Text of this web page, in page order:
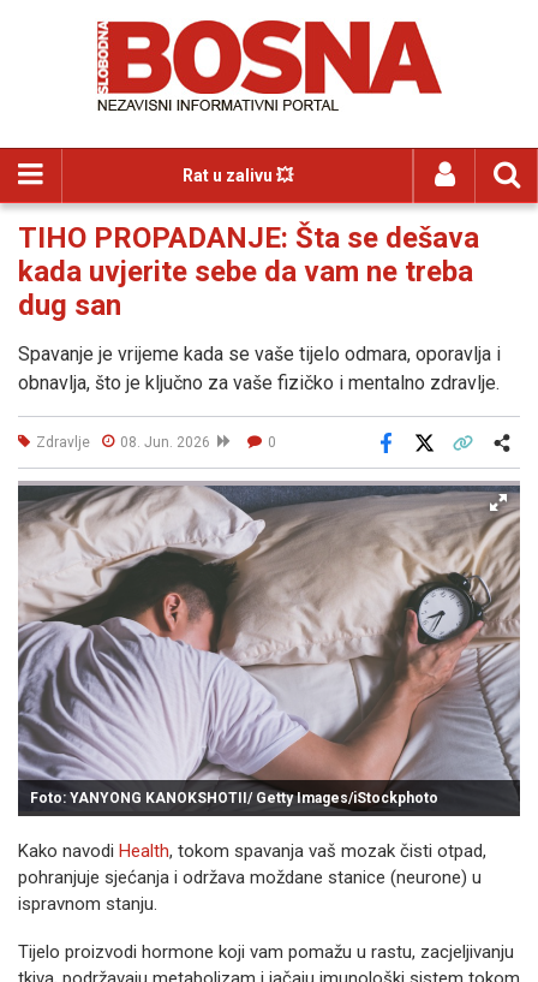
Rat u zalivu 💥
TIHO PROPADANJE: Šta se dešava
kada uvjerite sebe da vam ne treba
dug san
Spavanje je vrijeme kada se vaše tijelo odmara, oporavlja i
obnavlja, što je ključno za vaše fizičko i mentalno zdravlje.
Zdravlje 08. Jun. 2026 0
Facebook
Foto: YANYONG KANOKSHOTII/ Getty Images/iStockphoto
Kako navodi Health, tokom spavanja vaš mozak čisti otpad,
pohranjuje sjećanja i održava moždane stanice (neurone) u
ispravnom stanju.
Tijelo proizvodi hormone koji vam pomažu u rastu, zacjeljivanju